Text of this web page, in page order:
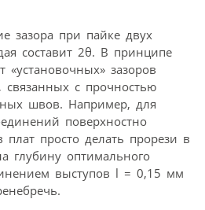
зазора при пайке двух
составит 2θ. В принципе
зазоров
с прочностью
швов. Например, для
поверхностно
просто делать прорези в
глубину оптимального
выступов l = 0,15 мм